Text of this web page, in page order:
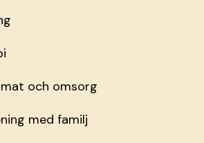
mat och omsorg
med familj